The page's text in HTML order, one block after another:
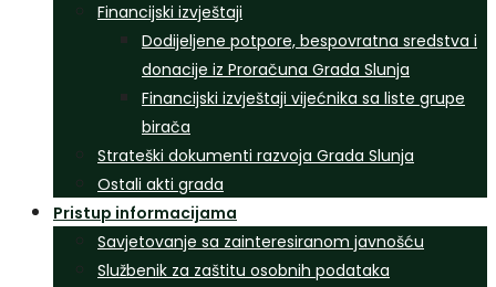
Financijski izvještaji
Dodijeljene potpore, bespovratna sredstva i
donacije iz Proračuna Grada Slunja
Financijski izvještaji vijećnika sa liste grupe
birača
Strateški dokumenti razvoja Grada Slunja
Ostali akti grada
Pristup informacijama
Savjetovanje sa zainteresiranom javnošću
Službenik za zaštitu osobnih podataka